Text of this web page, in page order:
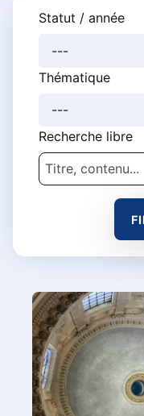
Statut / année
Thématique
Recherche libre